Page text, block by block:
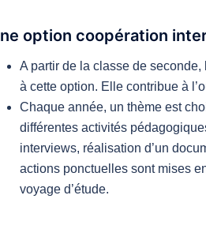
option coopération
A partir de la classe de
à cette option. Elle contribue à
Chaque année, un thème est
différentes activités
interviews, réalisation d’un
actions ponctuelles sont mises
voyage d’étude.